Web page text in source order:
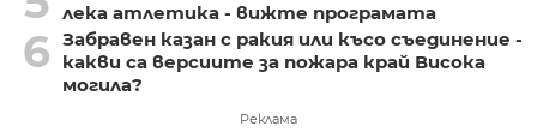
лека атлетика - вижте програмата
6 Забравен казан с ракия или късо съединение -
какви са версиите за пожара край Висока
могила?
Реклама